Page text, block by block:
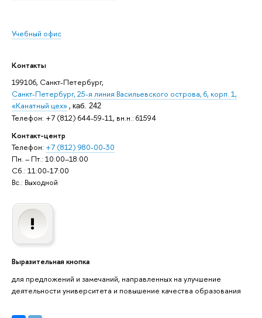
Учебный офис
Контакты
199106, Санкт-Петербург,
Санкт-Петербург, 25-я линия Васильевского острова, 6, корп. 1,
«Канатный цех», каб. 242
Телефон: +7 (812) 644-59-11, вн.н.: 61594
Контакт-центр
Телефон: +7 (812) 980-00-30
Пн. – Пт.: 10:00–18:00
Сб.: 11:00-17:00
Вс.: Выходной
Выразительная кнопка
для предложений и замечаний, направленных на улучшение
деятельности университета и повышение качества образования